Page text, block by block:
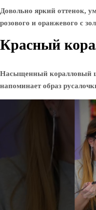
Довольно яркий оттенок,
розового и оранжевого с
Красный
Насыщенный коралловый
напоминает образ